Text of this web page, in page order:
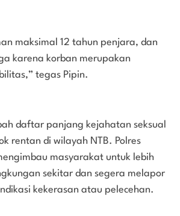
maksimal 12 tahun penjara, dan
karena korban merupakan
tegas Pipin.
daftar panjang kejahatan seksual
rentan di wilayah NTB. Polres
masyarakat untuk lebih
sekitar dan segera melapor
kekerasan atau pelecehan.